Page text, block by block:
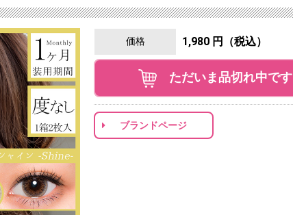
価格 1,980 円（税込）
ただいま品切れ中です
ブランドページ